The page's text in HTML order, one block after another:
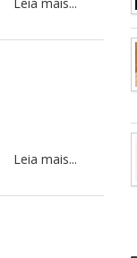
Leia mais...